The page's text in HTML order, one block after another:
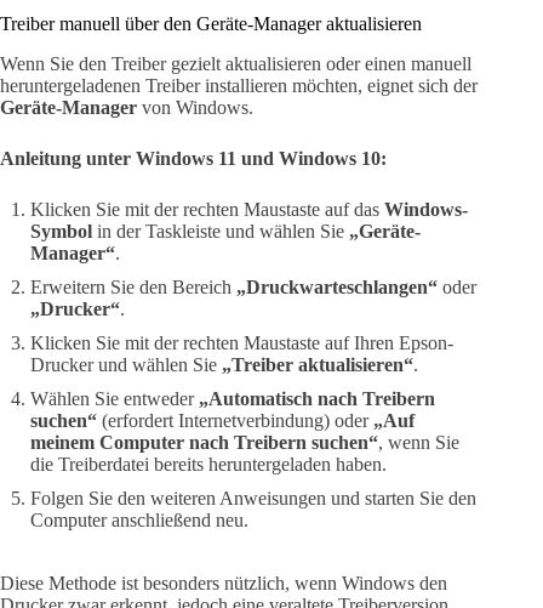
Treiber manuell über den Geräte-Manager aktualisieren
Wenn Sie den Treiber gezielt aktualisieren oder einen manuell
heruntergeladenen Treiber installieren möchten, eignet sich der
Geräte-Manager von Windows.
Anleitung unter Windows 11 und Windows 10:
Klicken Sie mit der rechten Maustaste auf das Windows-
Symbol in der Taskleiste und wählen Sie „Geräte-
Manager“.
Erweitern Sie den Bereich „Druckwarteschlangen“ oder
„Drucker“.
Klicken Sie mit der rechten Maustaste auf Ihren Epson-
Drucker und wählen Sie „Treiber aktualisieren“.
Wählen Sie entweder „Automatisch nach Treibern
suchen“ (erfordert Internetverbindung) oder „Auf
meinem Computer nach Treibern suchen“, wenn Sie
die Treiberdatei bereits heruntergeladen haben.
Folgen Sie den weiteren Anweisungen und starten Sie den
Computer anschließend neu.
Diese Methode ist besonders nützlich, wenn Windows den